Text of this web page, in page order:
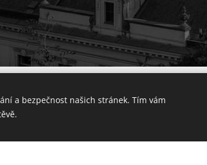
Lokality
a bezpečnost našich stránek. Tím vám